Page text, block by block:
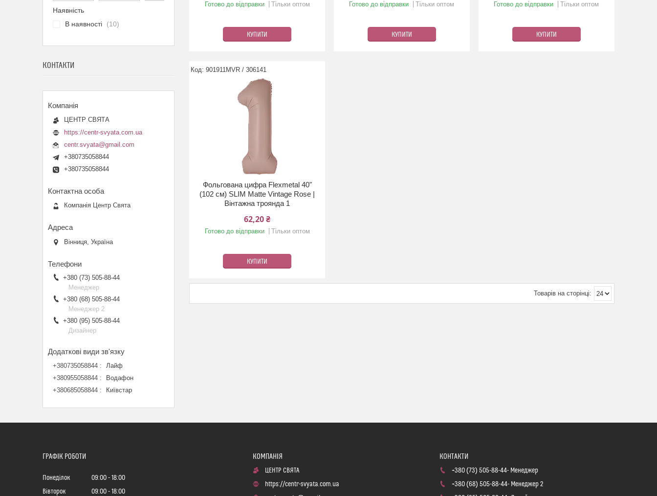
Готово до відправки Тільки оптом
КУПИТИ
Готово до відправки Тільки оптом
КУПИТИ
Готово до відправки Тільки оптом
КУПИТИ
901911MVR / 306141
Фольгована цифра Flexmetal 40"
(102 см) SLIM Matte Vintage Rose |
Вінтажна троянда 1
62,20 ₴
Готово до відправки Тільки оптом
КУПИТИ
Наявність
В наявності
10
КОНТАКТИ
ЦЕНТР СВЯТА
https://centr-svyata.com.ua
centr.svyata@gmail.com
+380735058844
+380735058844
Компанія Центр Свята
Вінниця, Україна
+380 (73) 505-88-44
Менеджер
+380 (68) 505-88-44
Менеджер 2
+380 (95) 505-88-44
Дизайнер
+380735058844
Лайф
+380955058844
Водафон
+380685058844
Київстар
ГРАФІК РОБОТИ
Понеділок 09:00
18:00
Вівторок
09:00 18:00
ЦЕНТР СВЯТА
https://centr-svyata.com.ua
+380 (73) 505-88-44 Менеджер
+380 (68) 505-88-44 Менеджер 2